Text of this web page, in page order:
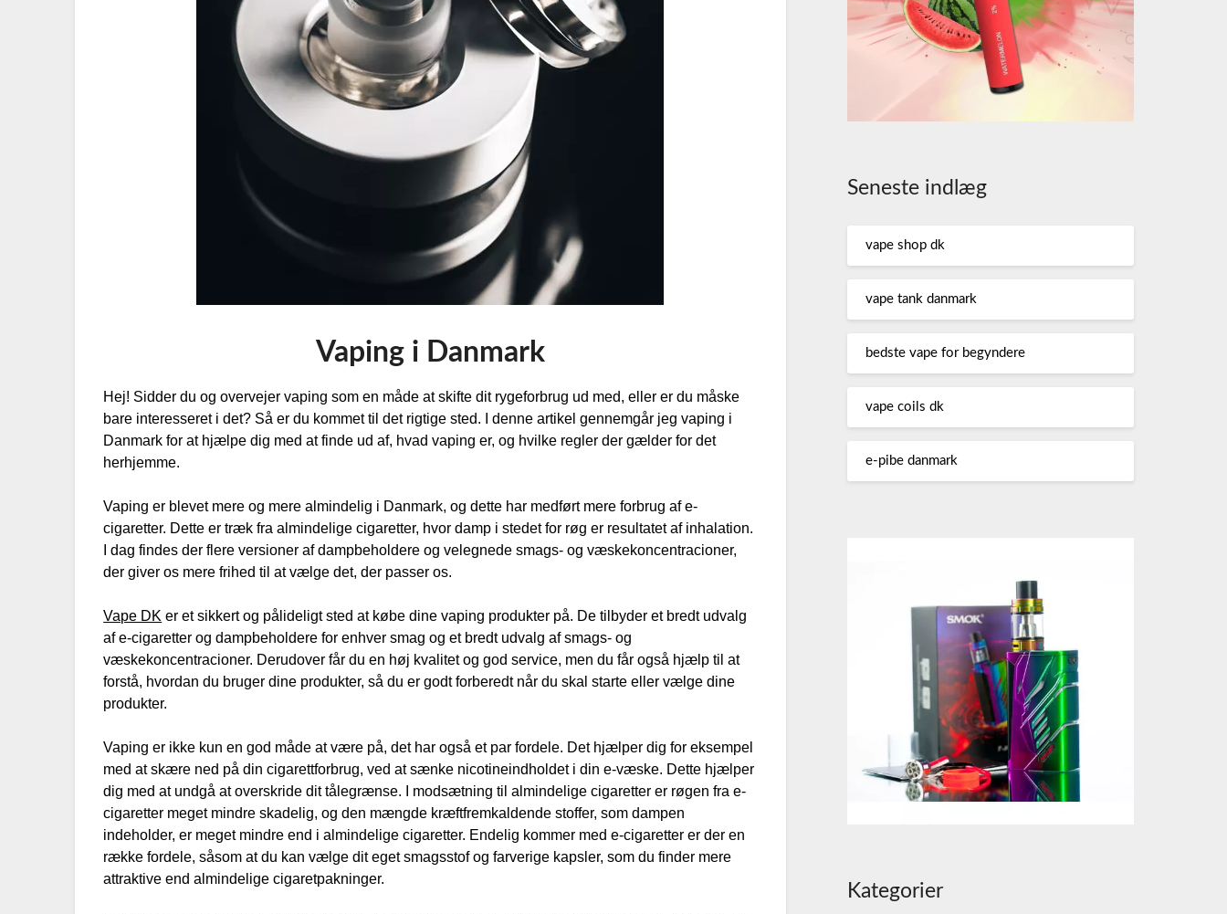
Vaping i Danmark
Hej! Sidder du og overvejer vaping som en måde at skifte dit rygeforbrug ud med, eller er du måske
bare interesseret i det? Så er du kommet til det rigtige sted. I denne artikel gennemgår jeg vaping i
Danmark for at hjælpe dig med at finde ud af, hvad vaping er, og hvilke regler der gælder for det
herhjemme.
Vaping er blevet mere og mere almindelig i Danmark, og dette har medført mere forbrug af e-
cigaretter. Dette er træk fra almindelige cigaretter, hvor damp i stedet for røg er resultatet af inhalation.
I dag findes der flere versioner af dampbeholdere og velegnede smags- og væskekoncentracioner,
der giver os mere frihed til at vælge det, der passer os.
Vape DK er et sikkert og pålideligt sted at købe dine vaping produkter på. De tilbyder et bredt udvalg
af e-cigaretter og dampbeholdere for enhver smag og et bredt udvalg af smags- og
væskekoncentracioner. Derudover får du en høj kvalitet og god service, men du får også hjælp til at
forstå, hvordan du bruger dine produkter, så du er godt forberedt når du skal starte eller vælge dine
produkter.
Vaping er ikke kun en god måde at være på, det har også et par fordele. Det hjælper dig for eksempel
med at skære ned på din cigarettforbrug, ved at sænke nicotineindholdet i din e-væske. Dette hjælper
dig med at undgå at overskride dit tålegrænse. I modsætning til almindelige cigaretter er røgen fra e-
cigaretter meget mindre skadelig, og den mængde kræftfremkaldende stoffer, som dampen
indeholder, er meget mindre end i almindelige cigaretter. Endelig kommer med e-cigaretter er der en
række fordele, såsom at du kan vælge dit eget smagsstof og farverige kapsler, som du finder mere
attraktive end almindelige cigaretpakninger.
Seneste indlæg
vape shop dk
vape tank danmark
bedste vape for begyndere
vape coils dk
e-pibe danmark
Kategorier